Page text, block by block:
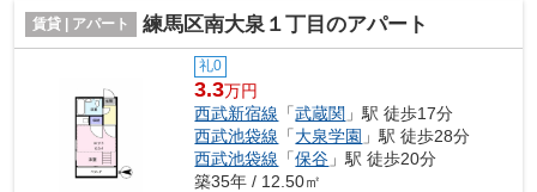
賃貸 | アパート 練馬区南大泉１丁目のアパート
礼0
3.3万円
西武新宿線 「武蔵関 」駅 徒歩17分
西武池袋線 「大泉学園 」駅 徒歩28分
西武池袋線 「保谷 」駅 徒歩20分
築35年 / 12.50㎡